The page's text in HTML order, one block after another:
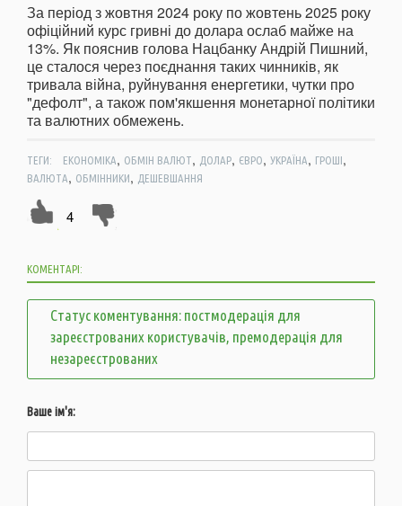
За період з жовтня 2024 року по жовтень 2025 року
офіційний курс гривні до долара ослаб майже на
13%. Як пояснив голова Нацбанку Андрій Пишний,
це сталося через поєднання таких чинників, як
тривала війна, руйнування енергетики, чутки про
"дефолт", а також пом'якшення монетарної політики
та валютних обмежень.
ТЕГИ: ЕКОНОМІКА, ОБМІН ВАЛЮТ, ДОЛАР, ЄВРО, УКРАЇНА, ГРОШІ,
ВАЛЮТА, ОБМІННИКИ, ДЕШЕВШАННЯ
4
КОМЕНТАРІ:
Статус коментування: постмодерація для
зареєстрованих користувачів, премодерація для
незареєстрованих
Ваше ім'я: